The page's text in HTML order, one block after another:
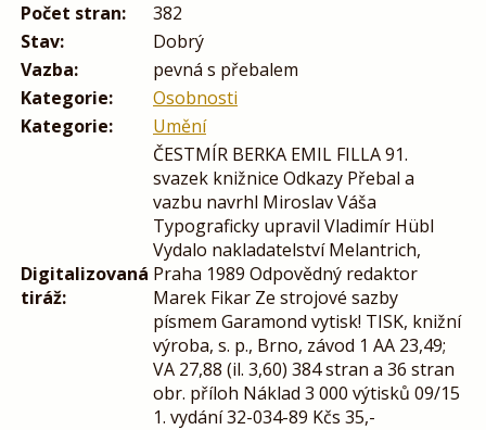
Počet stran:
382
Stav:
Dobrý
Vazba:
pevná s přebalem
Kategorie:
Osobnosti
Kategorie:
Umění
Digitalizovaná
tiráž:
ČESTMÍR BERKA EMIL FILLA 91.
svazek knižnice Odkazy Přebal a
vazbu navrhl Miroslav Váša
Typograficky upravil Vladimír Hübl
Vydalo nakladatelství Melantrich,
Praha 1989 Odpovědný redaktor
Marek Fikar Ze strojové sazby
písmem Garamond vytisk! TISK, knižní
výroba, s. p., Brno, závod 1 AA 23,49;
VA 27,88 (il. 3,60) 384 stran a 36 stran
obr. příloh Náklad 3 000 výtisků 09/15
1. vydání 32-034-89 Kčs 35,-